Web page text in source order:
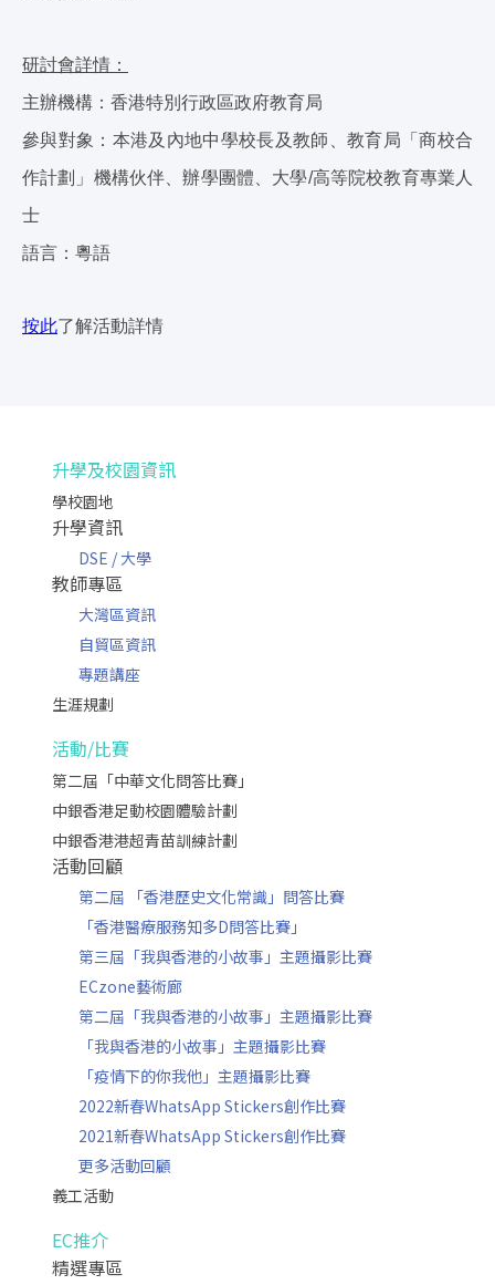
研討會詳情：
主辦機構：香港特別行政區政府教育局
參與對象：本港及內地中學校長及教師、教育局「商校合
作計劃」機構伙伴、辦學團體、大學/高等院校教育專業人
士
語言：粵語
按此了解活動詳情
升學及校園資訊
學校園地
升學資訊
DSE / 大學
教師專區
大灣區資訊
自貿區資訊
專題講座
生涯規劃
活動/比賽
第二屆「中華文化問答比賽」
中銀香港足動校園體驗計劃
中銀香港港超青苗訓練計劃
活動回顧
第二屆 「香港歷史文化常識」問答比賽
「香港醫療服務知多D問答比賽」
第三屆「我與香港的小故事」主題攝影比賽
ECzone藝術廊
第二屆「我與香港的小故事」主題攝影比賽
「我與香港的小故事」主題攝影比賽
「疫情下的你我他」主題攝影比賽
2022新春WhatsApp Stickers創作比賽
2021新春WhatsApp Stickers創作比賽
更多活動回顧
義工活動
EC推介
精選專區